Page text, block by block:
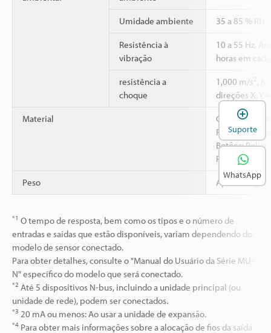
Umidade ambiente 35 a 85 % RH
Resistência à
vibração
10 a 55 Hz,
horas em
resistência a
choque
1,000 m/s2
direções X, Y
Material
Carcaça e
Policarbonato
Botões:
Painel do
Peso Aprox. 70 g
*1 O tempo de resposta, bem como os tipos e o número de
entradas e saídas que estão disponíveis, variam dependendo do
modelo de sensor conectado.
Para obter detalhes, consulte o "Manual do Usuário da Série MU-
N" específico do modelo que será conectado.
*2 Até 5 dispositivos N-bus, incluindo a unidade principal (ou
unidade de rede), podem ser conectados.
*3 20 mA ou menos: Ao usar a unidade de expansão.
*4 Para obter mais informações sobre a alocação de fios da saída
Suporte
WhatsApp